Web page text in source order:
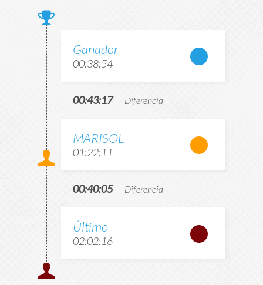
Ganador
00:38:54
00:43:17 Diferencia
MARISOL
01:22:11
00:40:05 Diferencia
Último
02:02:16